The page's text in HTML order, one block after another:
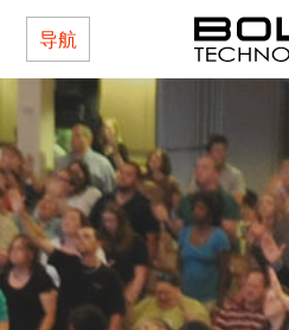
导航
记住密码
忘记密码?
还不是本站用户？点击这里注册